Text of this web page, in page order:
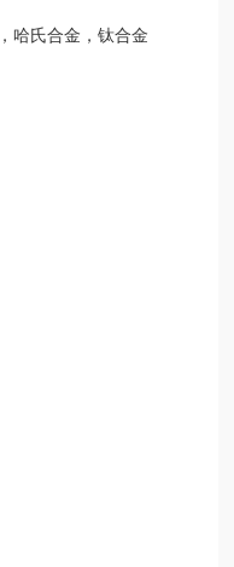
哈氏合金，钛合金